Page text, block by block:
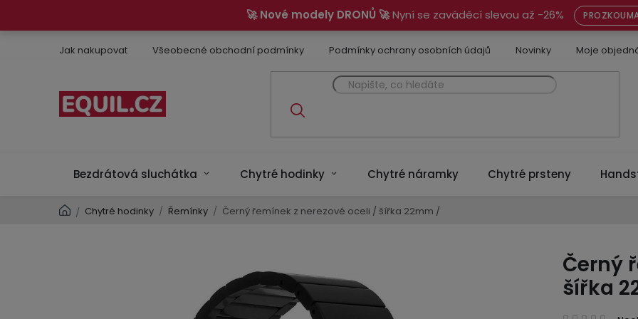
🚀 Nové modely DRONŮ 🚀Nyní se zaváděcí slevou až -26%
Jak nakupovat Všeobecné obchodní podmínky Podmínky ochrany osobních údajů Novinky Moje
Bezdrátová sluchátka Chytré hodinky Chytré náramky Chytré prsteny
Domů
/ Chytré hodinky / Řemínky / Černý řemínek z nerezové oceli / šířka 22mm /
Černý
šířka